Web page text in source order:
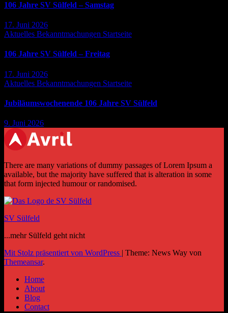
106 Jahre SV Sülfeld – Samstag
17. Juni 2026
Aktuelles Bekanntmachungen Startseite
106 Jahre SV Sülfeld – Freitag
17. Juni 2026
Aktuelles Bekanntmachungen Startseite
Jubiläumswochenende 106 Jahre SV Sülfeld
9. Juni 2026
There are many variations of dummy passages of Lorem Ipsum a
available, but the majority have suffered that is alteration in some
that form injected humour or randomised.
SV Sülfeld
...mehr Sülfeld geht nicht
Mit Stolz präsentiert von WordPress | Theme: News Way von
Themeansar.
Home
About
Blog
Contact